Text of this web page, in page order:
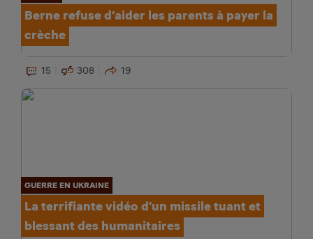
Berne refuse d’aider les parents à payer la
crèche
15 308 19
GUERRE EN UKRAINE
La terrifiante vidéo d’un missile tuant et
blessant des humanitaires